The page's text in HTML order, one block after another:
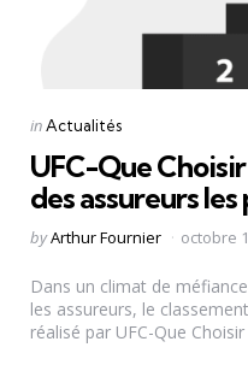
Categories
Posted
inActualités
UFC-Que
des assureurs
Posted
byArthur Fournier octobre
Dans un climat de
les assureurs, le
réalisé par UFC-Que